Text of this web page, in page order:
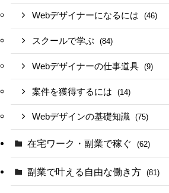
Webデザイナーになるには (46)
スクールで学ぶ (84)
Webデザイナーの仕事道具 (9)
案件を獲得するには (14)
Webデザインの基礎知識 (75)
在宅ワーク・副業で稼ぐ (62)
副業で叶える自由な働き方 (81)